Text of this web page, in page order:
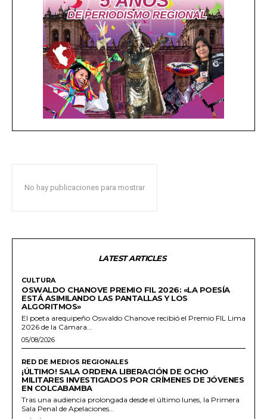
No hay publicaciones para mostrar
LATEST ARTICLES
CULTURA
OSWALDO CHANOVE PREMIO FIL 2026: «LA POESÍA
ESTÁ ASIMILANDO LAS PANTALLAS Y LOS
ALGORITMOS»
El poeta arequipeño Oswaldo Chanove recibió el Premio FIL Lima
2026 de la Cámara...
05/08/2026
RED DE MEDIOS REGIONALES
¡ÚLTIMO! SALA ORDENA LIBERACIÓN DE OCHO
MILITARES INVESTIGADOS POR CRÍMENES DE JÓVENES
EN COLCABAMBA
Tras una audiencia prolongada desde el último lunes, la Primera
Sala Penal de Apelaciones...